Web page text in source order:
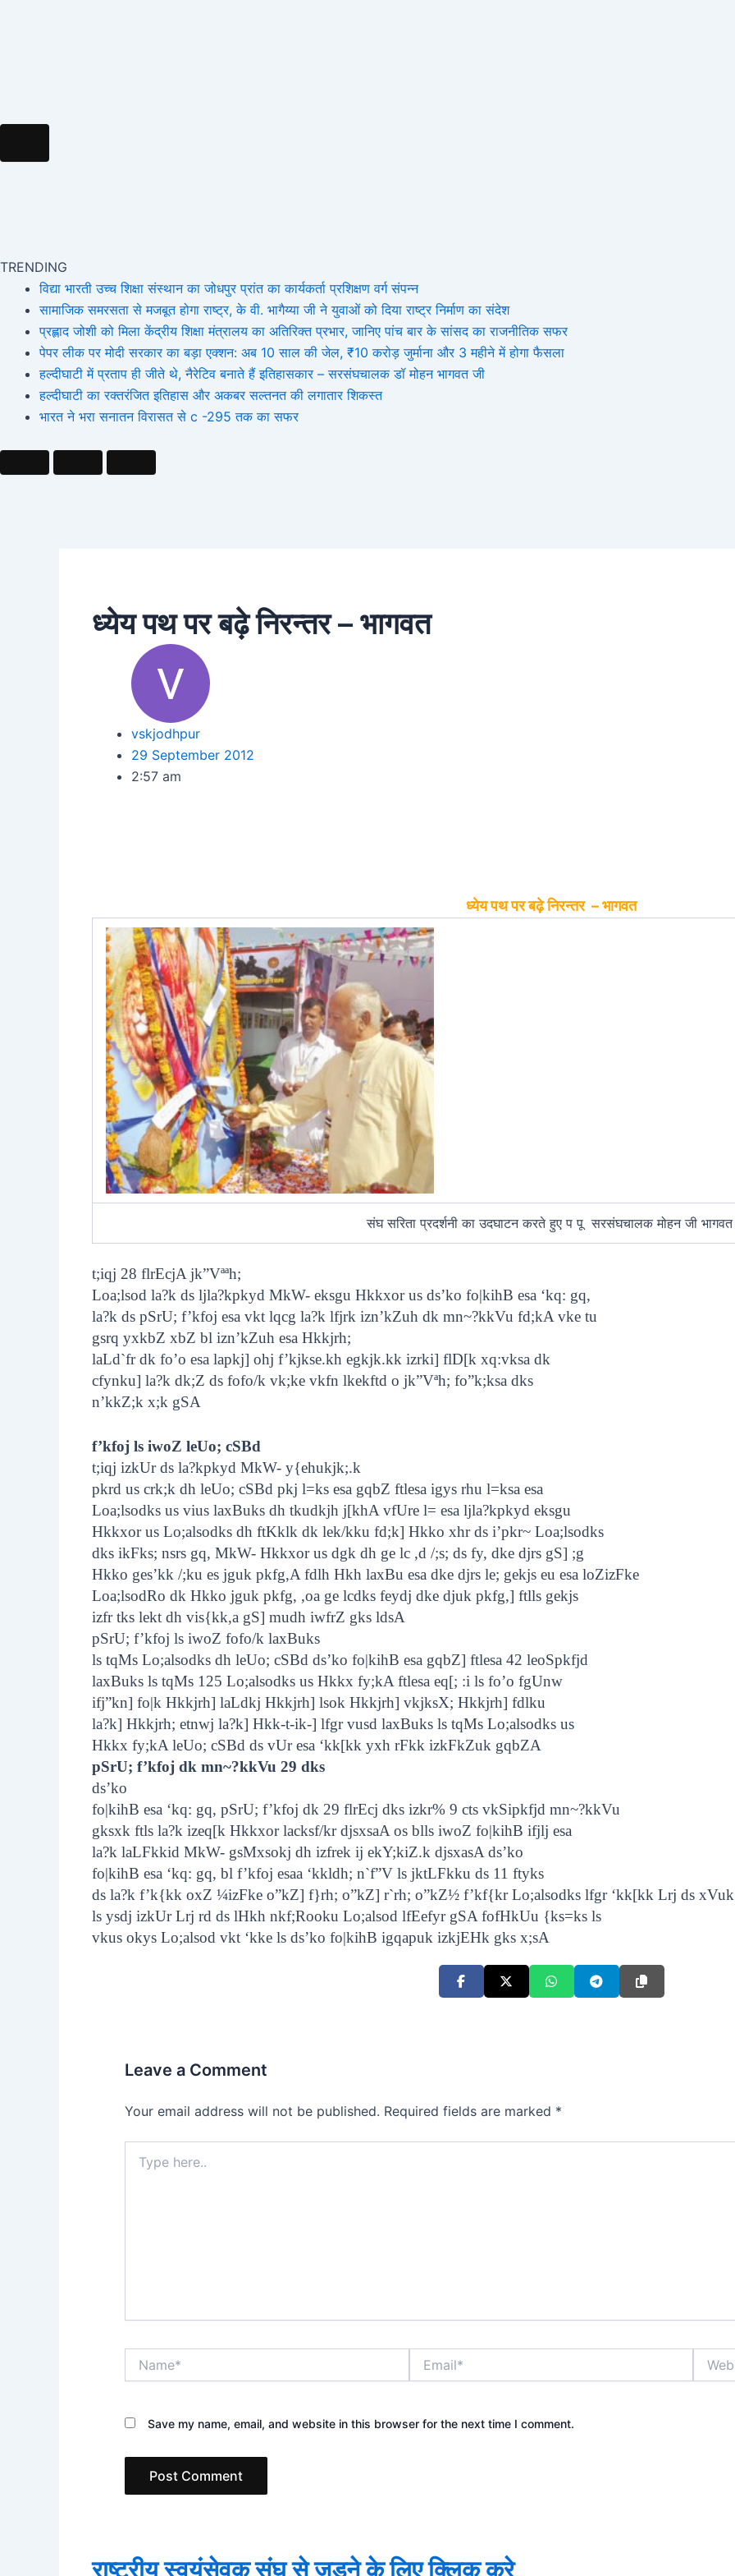
TRENDING
विद्या भारती उच्च शिक्षा संस्थान का जोधपुर प्रांत का कार्यकर्ता प्रशिक्षण वर्ग संपन्न
सामाजिक समरसता से मजबूत होगा राष्ट्र, के वी. भागैय्या जी ने युवाओं को दिया राष्ट्र निर्माण का संदेश
प्रह्लाद जोशी को मिला केंद्रीय शिक्षा मंत्रालय का अतिरिक्त प्रभार, जानिए पांच बार के सांसद का राजनीतिक सफर
पेपर लीक पर मोदी सरकार का बड़ा एक्शन: अब 10 साल की जेल, ₹10 करोड़ जुर्माना और 3 महीने में होगा फैसला
हल्दीघाटी में प्रताप ही जीते थे, नैरेटिव बनाते हैं इतिहासकार – सरसंघचालक डॉ मोहन भागवत जी
हल्दीघाटी का रक्तरंजित इतिहास और अकबर सल्तनत की लगातार शिकस्त
भारत ने भरा सनातन विरासत से c -295 तक का सफर
ध्येय पथ पर बढ़े निरन्तर – भागवत
vskjodhpur
29 September 2012
2:57 am
ध्येय पथ पर बढ़े निरन्तर – भागवत
संघ सरिता प्रदर्शनी का उदघाटन करते हुए प पू सरसंघचालक मोहन जी
t;iqj 28 flrEcjA jk”Vªªh;
Loa;lsod la?k ds ljla?kpkyd MkW- eksgu Hkkxor us ds’ko fo|kihB esa ‘kq: gq,
la?k ds pSrU; f’kfoj esa vkt lqcg la?k lfjrk izn’kZuh dk mn~?kkVu fd;kA vke tu
gsrq yxkbZ xbZ bl izn’kZuh esa Hkkjrh;
laLd`fr dk fo’o esa lapkj] ohj f’kjkse.kh egkjk.kk izrki] flD[k xq:vksa dk
cfynku] la?k dk;Z ds fofo/k vk;ke vkfn lkekftd o jk”Vªh; fo”k;ksa dks
n’kkZ;k x;k gSA
f’kfoj ls iwoZ leUo; cSBd
t;iqj izkUr ds la?kpkyd MkW- y{ehukjk;.k
pkrd us crk;k dh leUo; cSBd pkj l=ks esa gqbZ ftlesa igys rhu l=ksa esa
Loa;lsodks us vius laxBuks dh tkudkjh j[khA vfUre l= esa ljla?kpkyd eksgu
Hkkxor us Lo;alsodks dh ftKklk dk lek/kku fd;k] Hkko xhr ds i’pkr~ Loa;lsodks
dks ikFks; nsrs gq, MkW- Hkkxor us dgk dh ge lc ,d /;s; ds fy, dke djrs gS] ;g
Hkko ges’kk /;ku es jguk pkfg,A fdlh Hkh laxBu esa dke djrs le; gekjs eu esa loZizFke
Loa;lsodRo dk Hkko jguk pkfg, ,oa ge lcdks feydj dke djuk pkfg,] ftlls gekjs
izfr tks lekt dh vis{kk,a gS] mudh iwfrZ gks ldsA
pSrU; f’kfoj ls iwoZ fofo/k laxBuks
ls tqMs Lo;alsodks dh leUo; cSBd ds’ko fo|kihB esa gqbZ] ftlesa 42 leoSpkfjd
laxBuks ls tqMs 125 Lo;alsodks us Hkkx fy;kA ftlesa eq[; :i ls fo’o fgUnw
ifj”kn] fo|k Hkkjrh] laLdkj Hkkjrh] lsok Hkkjrh] vkjksX; Hkkjrh] fdlku
la?k] Hkkjrh; etnwj la?k] Hkk-t-ik-] lfgr vusd laxBuks ls tqMs Lo;alsodks us
Hkkx fy;kA leUo; cSBd ds vUr esa ‘kk[kk yxh rFkk izkFkZuk gqbZA
pSrU; f’kfoj dk mn~?kkVu 29 dks
ds’ko
fo|kihB esa ‘kq: gq, pSrU; f’kfoj dk 29 flrEcj dks izkr% 9 cts vkSipkfjd mn~?kkVu
gksxk ftls la?k izeq[k Hkkxor lacksf/kr djsxsaA os blls iwoZ fo|kihB ifjlj esa
la?k laLFkkid MkW- gsMxsokj dh izfrek ij ekY;kiZ.k djsxasA ds’ko
fo|kihB esa ‘kq: gq, bl f’kfoj esaa ‘kkldh; n`f”V ls jktLFkku ds 11 ftyks
ds la?k f’k{kk oxZ ¼izFke o”kZ] f}rh; o”kZ] r`rh; o”kZ½ f’kf{krLo;alsodks lfgr ‘kk[kk Lrj ds
ls ysdj izkUr Lrj rd ds lHkh nkf;Rooku Lo;alsod lfEefyr gSA fofHkUu {ks=ks ls
vkus okys Lo;alsod vkt ‘kke ls ds’ko fo|kihB igqapuk izkjEHk gks x;sA
Leave a Comment
Your email address will not be published. Required fields are marked *
here..
Save my name, email, and website in this browser for the next time I comment.
राष्ट्रीय स्वयंसेवक संघ से जुड़ने के लिए क्लिक करे